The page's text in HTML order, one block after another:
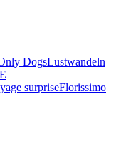
DogsLustwandeln
surpriseFlorissimo